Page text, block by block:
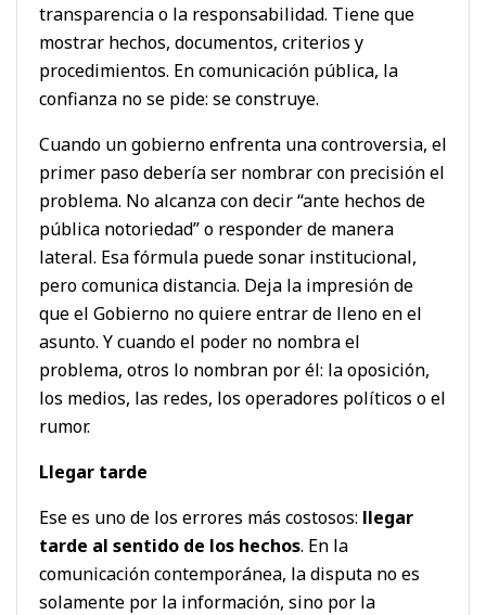
transparencia o la responsabilidad. Tiene que
mostrar hechos, documentos, criterios y
procedimientos. En comunicación pública, la
confianza no se pide: se construye.
Cuando un gobierno enfrenta una controversia, el
primer paso debería ser nombrar con precisión el
problema. No alcanza con decir “ante hechos de
pública notoriedad” o responder de manera
lateral. Esa fórmula puede sonar institucional,
pero comunica distancia. Deja la impresión de
que el Gobierno no quiere entrar de lleno en el
asunto. Y cuando el poder no nombra el
problema, otros lo nombran por él: la oposición,
los medios, las redes, los operadores políticos o el
rumor.
Llegar tarde
Ese es uno de los errores más costosos: llegar
tarde al sentido de los hechos. En la
comunicación contemporánea, la disputa no es
solamente por la información, sino por la